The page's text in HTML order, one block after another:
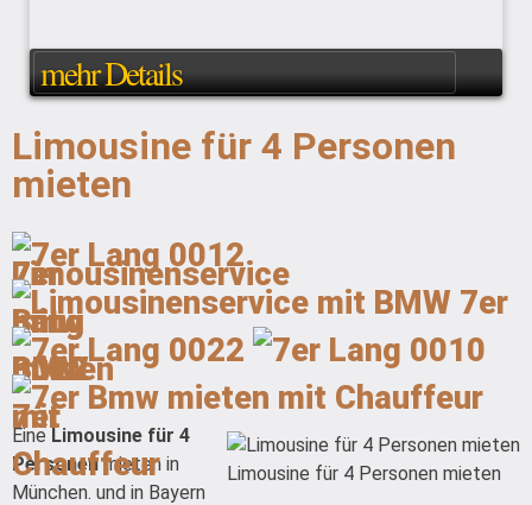
mehr Details
Limousine für 4 Personen
mieten
Limousine für 4 Personen mieten
EineLimousine für 4
Personenmieten in
München. und in Bayern